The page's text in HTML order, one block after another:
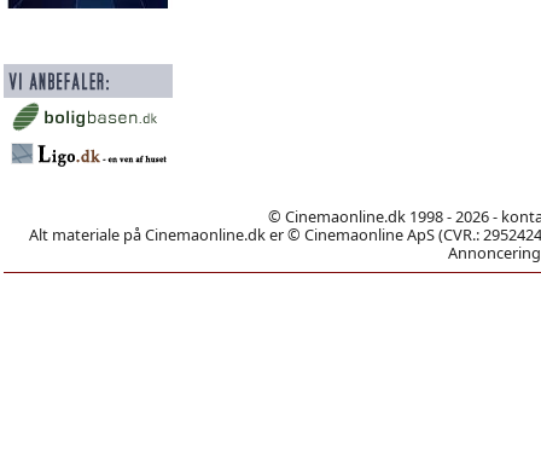
© Cinemaonline.dk 1998 - 2026 -
Alt materiale på Cinemaonline.dk er © Cinemaonline ApS (CVR.: